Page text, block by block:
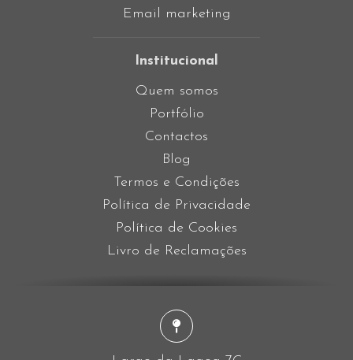
Email marketing
Institucional
Quem somos
Portfólio
Contactos
Blog
Termos e Condições
Política de Privacidade
Política de Cookies
Livro de Reclamações